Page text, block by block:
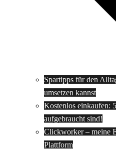
Spartipps für den
umsetzen kannst
Kostenlos einkaufen:
aufgebraucht sind!
Clickworker – meine
Plattform